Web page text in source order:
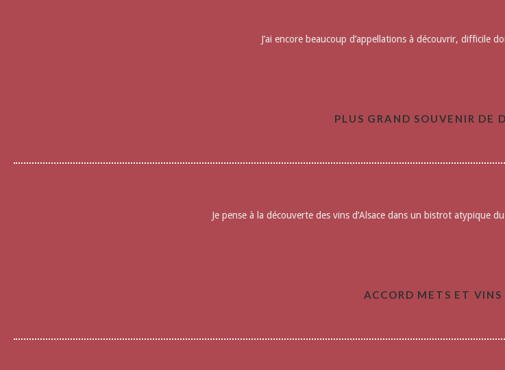
J’ai encore beaucoup d’appellations à découvrir, difficile
PLUS GRAND SOUVENIR DE
Je pense à la découverte des vins d’Alsace dans un bistrot atypique
ACCORD METS ET VINS